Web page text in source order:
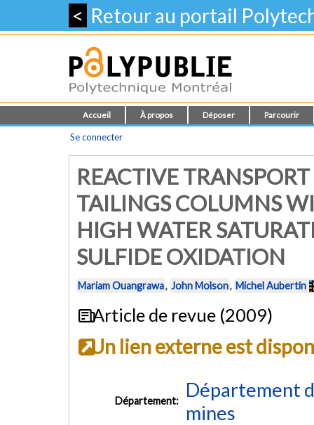
< Retour au portail
Accueil À propos Déposer Parcourir
Se connecter
REACTIVE
TAILINGS COLUMNS
HIGH WATER
SULFIDE OXIDATION
Mariam Ouangrawa, John Molson, Michel Aubertin
Article de revue (2009)
Un lien externe est
Département:
Département
mines